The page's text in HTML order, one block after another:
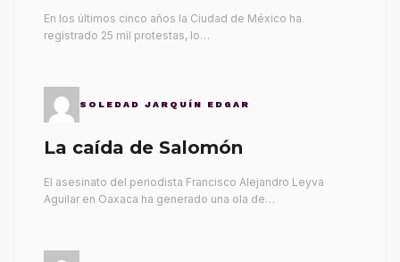
En los últimos cinco años la Ciudad de México ha
registrado 25 mil protestas, lo…
SOLEDAD JARQUÍN EDGAR
La caída de Salomón
El asesinato del periodista Francisco Alejandro Leyva
Aguilar en Oaxaca ha generado una ola de…